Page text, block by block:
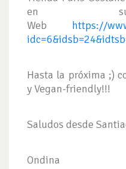
en su
Web https://
Hasta la próxima ;)
y Vegan-friendly!!!
Saludos desde
Ondina